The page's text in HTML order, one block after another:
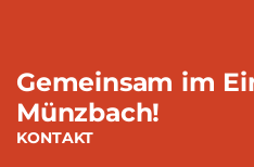
Gemeinsam im
Münzbach!
KONTAKT